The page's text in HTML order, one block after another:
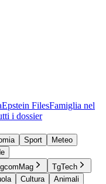
Epstein FilesFamiglia nel
i dossier
Sport
Meteo
TgTech
Cultura
Animali